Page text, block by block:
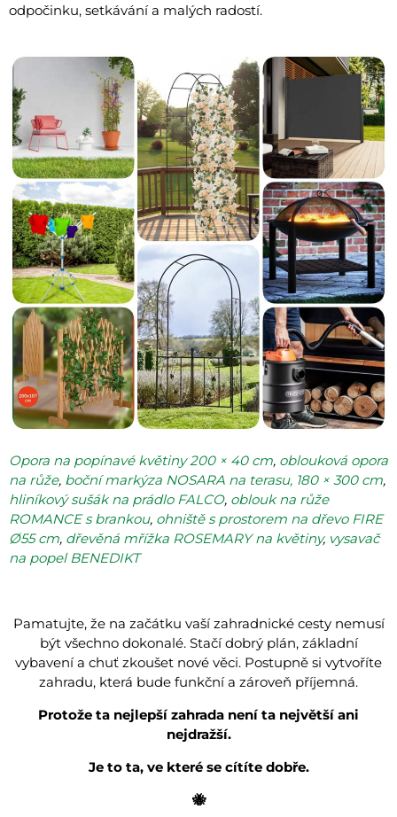
odpočinku, setkávání a malých radostí.
Opora na popínavé květiny 200 × 40 cm, oblouková opora
na růže, boční markýza NOSARA na terasu, 180 × 300 cm,
hliníkový sušák na prádlo FALCO, oblouk na růže
ROMANCE s brankou, ohniště s prostorem na dřevo FIRE
Ø55 cm, dřevěná mřížka ROSEMARY na květiny, vysavač
na popel BENEDIKT
Pamatujte, že na začátku vaší zahradnické cesty nemusí
být všechno dokonalé. Stačí dobrý plán, základní
vybavení a chuť zkoušet nové věci. Postupně si vytvoříte
zahradu, která bude funkční a zároveň příjemná.
Protože ta nejlepší zahrada není ta největší ani
nejdražší.
Je to ta, ve které se cítíte dobře.
🐝